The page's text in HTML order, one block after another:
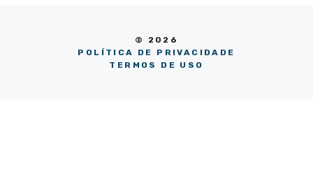
© 2026
POLÍTICA DE PRIVACIDADE
TERMOS DE USO